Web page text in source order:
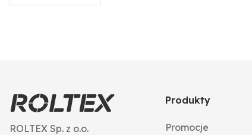
ROLTEX Sp. z o.o.
Produkty
Promocje